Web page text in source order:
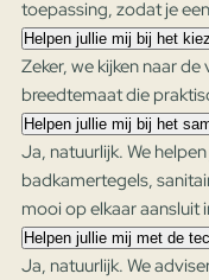
toepassing, zodat je
Helpen jullie mij bij het
Zeker, we kijken naar
breedtemaat die
Helpen jullie mij bij het
Ja, natuurlijk. We
badkamertegels,
mooi op elkaar aansluit
Helpen jullie mij met de
Ja, natuurlijk. We